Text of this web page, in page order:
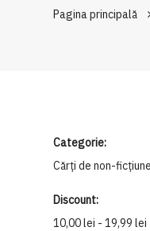
Pagina principală
Categorie
Cărți de non-
Discount
10,00 lei - 19,99 lei